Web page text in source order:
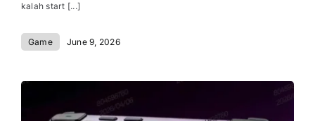
kalah start [...]
Game June 9, 2026